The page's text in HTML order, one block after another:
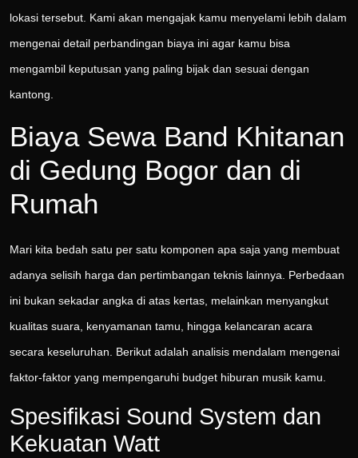
lokasi tersebut. Kami akan mengajak kamu menyelami lebih dalam
mengenai detail perbandingan biaya ini agar kamu bisa
mengambil keputusan yang paling bijak dan sesuai dengan
kantong.
Biaya Sewa Band Khitanan
di Gedung Bogor dan di
Rumah
Mari kita bedah satu per satu komponen apa saja yang membuat
adanya selisih harga dan pertimbangan teknis lainnya. Perbedaan
ini bukan sekadar angka di atas kertas, melainkan menyangkut
kualitas suara, kenyamanan tamu, hingga kelancaran acara
secara keseluruhan. Berikut adalah analisis mendalam mengenai
faktor-faktor yang mempengaruhi budget hiburan musik kamu.
Spesifikasi Sound System dan
Kekuatan Watt